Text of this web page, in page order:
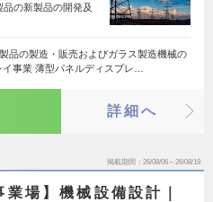
の新製品の開発及
品の製造・販売およびガラス製造機械の
事業 薄型パネルディスプレ…
詳細へ
掲載期間 26/08/06～26/08/19
業場】機械設備設計｜